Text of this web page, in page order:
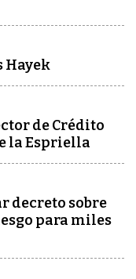
Hayek
de Crédito
la Espriella
decreto sobre
para miles